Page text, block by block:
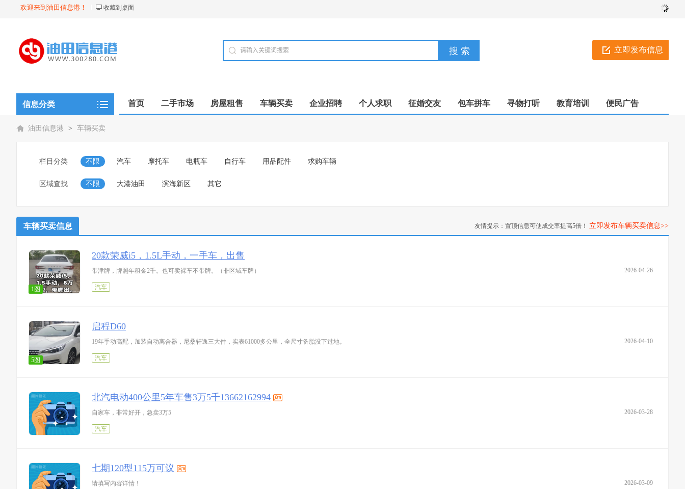
欢迎来到油田信息港！ 收藏到桌面
立即发布信息
信息分类 首页 二手市场 房屋租售 车辆买卖 企业招聘 个人求职 征婚交友 包车拼车 寻物打听 教育培训 便民广告
油田信息港 > 车辆买卖
栏目分类 不限 汽车 摩托车 电瓶车 自行车 用品配件 求购车辆
区域查找 不限 大港油田 滨海新区 其它
车辆买卖信息 友情提示：置顶信息可使成交率提高5倍！ 立即发布车辆买卖信息>>
1图
2026-04-26
20款荣威i5，1.5L手动，一手车，出售
带津牌，牌照年租金2千。也可卖裸车不带牌。（非区域车牌）
汽车
5图
2026-04-10
启程D60
19年手动高配，加装自动离合器，尼桑轩逸三大件，实表61000多公里，全尺寸备胎没下过地。
汽车
2026-03-28
北汽电动400公里5年车售3万5千13662162994
自家车，非常好开，急卖3万5
汽车
2026-03-09
七期120型115万可议
请填写内容详情！